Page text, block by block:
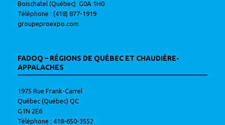
Boischatel (Québec) G0A 1H0
Téléphone : (418) 877-1919
groupeproexpo.com
FADOQ – RÉGIONS DE QUÉBEC ET CHAUDIÈRE-
APPALACHES
1975 Rue Frank-Carrel
Québec (Québec) QC
G1N 2E6
Téléphone : 418-650-3552